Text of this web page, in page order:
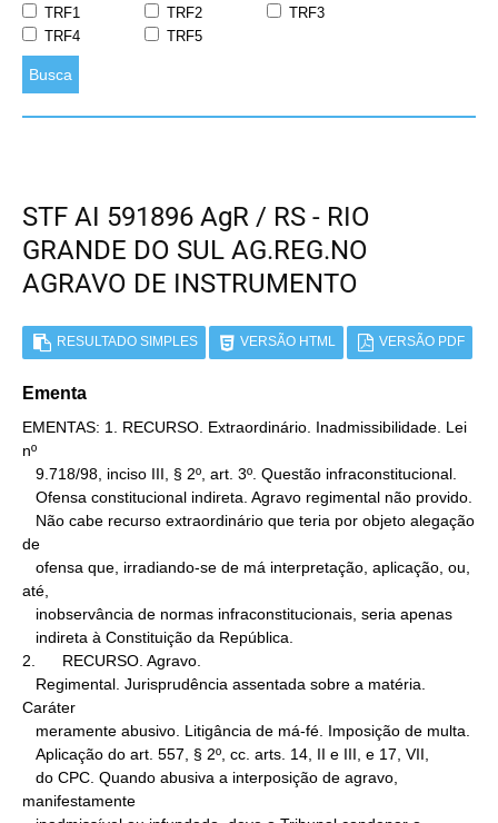
TRF1
TRF2
TRF3
TRF4
TRF5
Busca
STF AI 591896 AgR / RS - RIO
GRANDE DO SUL AG.REG.NO
AGRAVO DE INSTRUMENTO
RESULTADO SIMPLES VERSÃO HTML VERSÃO PDF
Ementa
EMENTAS: 1. RECURSO. Extraordinário. Inadmissibilidade. Lei
nº
de
até,
2.      RECURSO. Agravo.
Caráter
manifestamente